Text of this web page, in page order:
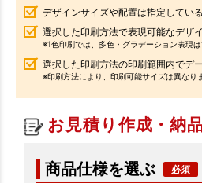
デザインサイズや配置は指定してい
選択した印刷方法で表現可能なデザ
※1色印刷では、多色・グラデーション表現は
選択した印刷方法の印刷範囲内でデ
※印刷方法により、印刷可能サイズは異なり
お見積り作成・納
商品仕様を選ぶ